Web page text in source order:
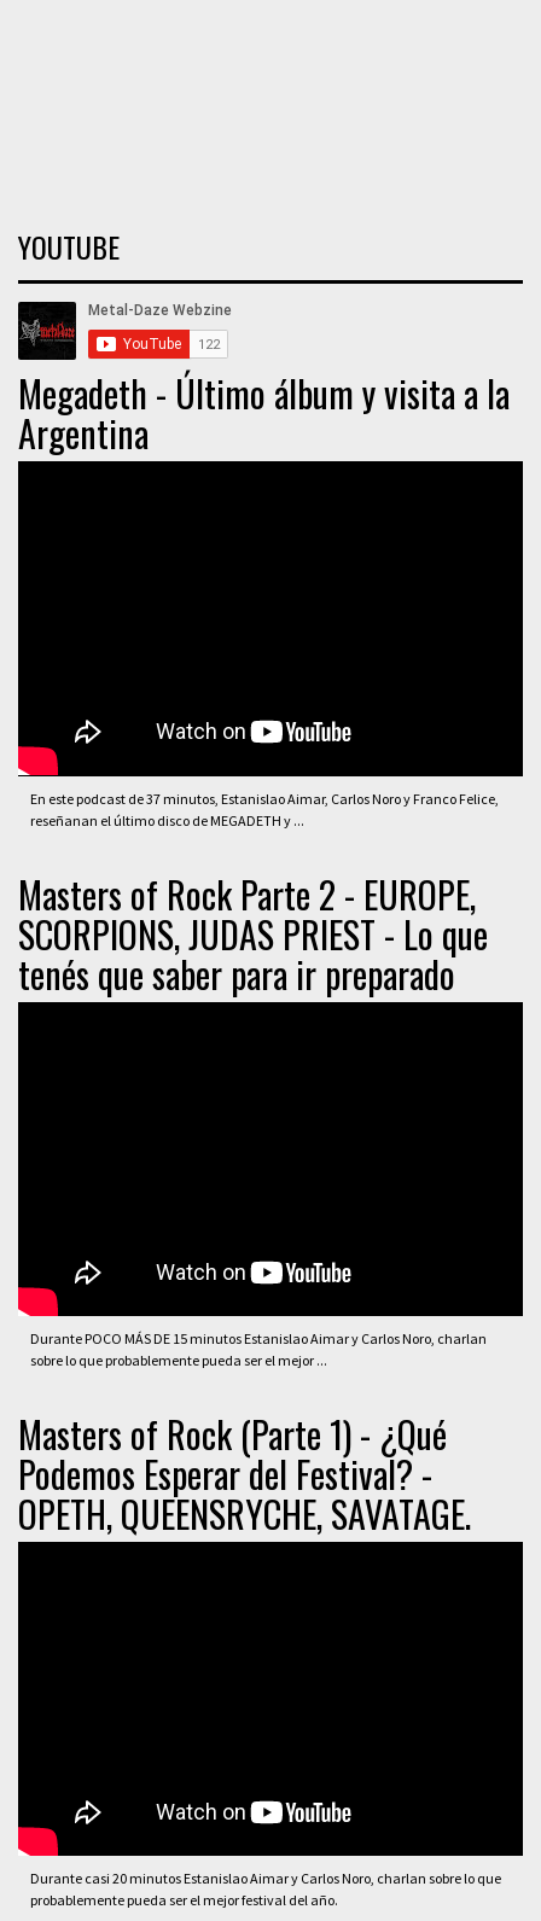
YOUTUBE
Megadeth - Último álbum y visita a la
Argentina
En este podcast de 37 minutos, Estanislao Aimar, Carlos Noro y Franco Felice,
reseñanan el último disco de MEGADETH y ...
Masters of Rock Parte 2 - EUROPE,
SCORPIONS, JUDAS PRIEST - Lo que
tenés que saber para ir preparado
Durante POCO MÁS DE 15 minutos Estanislao Aimar y Carlos Noro, charlan
sobre lo que probablemente pueda ser el mejor ...
Masters of Rock (Parte 1) - ¿Qué
Podemos Esperar del Festival? -
OPETH, QUEENSRYCHE, SAVATAGE.
Durante casi 20 minutos Estanislao Aimar y Carlos Noro, charlan sobre lo que
probablemente pueda ser el mejor festival del año.